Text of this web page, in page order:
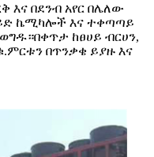
እና በደንብ አየር በሌለው
ኬሚካሎች እና ተቀጣጣይ
ከፀሀይ ብርሀን,
በጥንቃቄ ይያዙ እና